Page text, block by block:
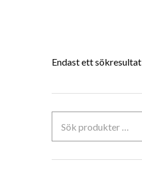
Endast ett sökresultat
efter: